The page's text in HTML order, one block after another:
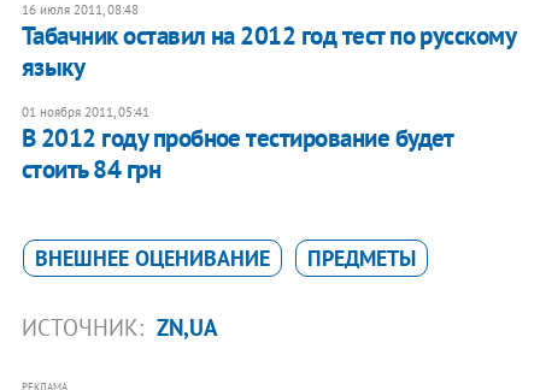
16 июля 2011, 08:48
Табачник оставил на 2012 год тест по русскому
языку
01 ноября 2011, 05:41
В 2012 году пробное тестирование будет
стоить 84 грн
ВНЕШНЕЕ ОЦЕНИВАНИЕ ПРЕДМЕТЫ
ИСТОЧНИК: ZN,UA
РЕКЛАМА